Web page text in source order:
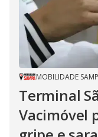
MOBILIDADE
Terminal
Vacimóvel